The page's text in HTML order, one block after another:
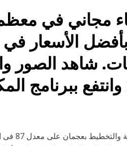
مجاني في
بأفضل الأسعار
شاهد الصور
وانتفع ببرنامج